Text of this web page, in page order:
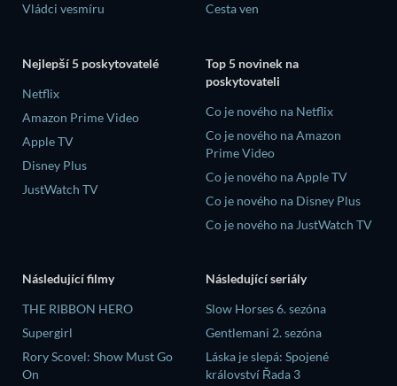
Vládci vesmíru
Cesta ven
Nejlepší 5 poskytovatelé
Netflix
Amazon Prime Video
Apple TV
Disney Plus
JustWatch TV
Top 5 novinek na
poskytovateli
Co je nového na Netflix
Co je nového na Amazon
Prime Video
Co je nového na Apple TV
Co je nového na Disney Plus
Co je nového na JustWatch TV
Následující filmy
THE RIBBON HERO
Supergirl
Rory Scovel: Show Must Go
On
Následující seriály
Slow Horses 6. sezóna
Gentlemani 2. sezóna
Láska je slepá: Spojené
království Řada 3